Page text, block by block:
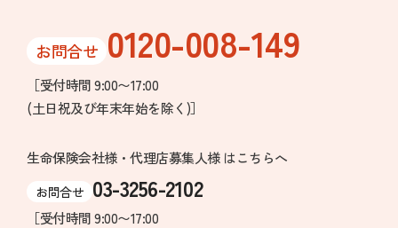
お問合せ 0120-008-149
［受付時間 9:00〜17:00
(土日祝及び年末年始を除く)］
生命保険会社様・代理店募集人様 はこちらへ
お問合せ 03-3256-2102
［受付時間 9:00〜17:00